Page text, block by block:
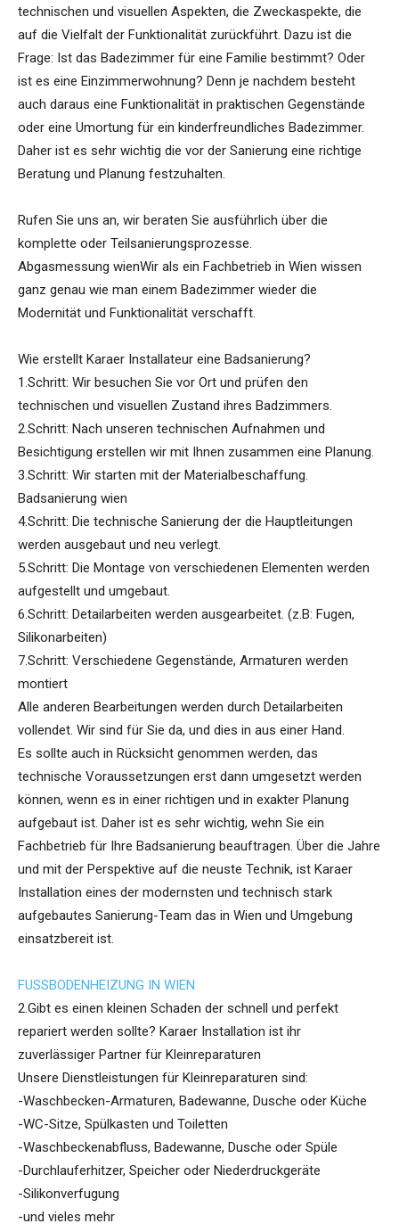
technischen und visuellen Aspekten, die Zweckaspekte, die
auf die Vielfalt der Funktionalität zurückführt. Dazu ist die
Frage: Ist das Badezimmer für eine Familie bestimmt? Oder
ist es eine Einzimmerwohnung? Denn je nachdem besteht
auch daraus eine Funktionalität in praktischen Gegenstände
oder eine Umortung für ein kinderfreundliches Badezimmer.
Daher ist es sehr wichtig die vor der Sanierung eine richtige
Beratung und Planung festzuhalten.
Rufen Sie uns an, wir beraten Sie ausführlich über die
komplette oder Teilsanierungsprozesse.
Abgasmessung wienWir als ein Fachbetrieb in Wien wissen
ganz genau wie man einem Badezimmer wieder die
Modernität und Funktionalität verschafft.
Wie erstellt Karaer Installateur eine Badsanierung?
1.Schritt: Wir besuchen Sie vor Ort und prüfen den
technischen und visuellen Zustand ihres Badzimmers.
2.Schritt: Nach unseren technischen Aufnahmen und
Besichtigung erstellen wir mit Ihnen zusammen eine Planung.
3.Schritt: Wir starten mit der Materialbeschaffung.
Badsanierung wien
4.Schritt: Die technische Sanierung der die Hauptleitungen
werden ausgebaut und neu verlegt.
5.Schritt: Die Montage von verschiedenen Elementen werden
aufgestellt und umgebaut.
6.Schritt: Detailarbeiten werden ausgearbeitet. (z.B: Fugen,
Silikonarbeiten)
7.Schritt: Verschiedene Gegenstände, Armaturen werden
montiert
Alle anderen Bearbeitungen werden durch Detailarbeiten
vollendet. Wir sind für Sie da, und dies in aus einer Hand.
Es sollte auch in Rücksicht genommen werden, das
technische Voraussetzungen erst dann umgesetzt werden
können, wenn es in einer richtigen und in exakter Planung
aufgebaut ist. Daher ist es sehr wichtig, wehn Sie ein
Fachbetrieb für Ihre Badsanierung beauftragen. Über die Jahre
und mit der Perspektive auf die neuste Technik, ist Karaer
Installation eines der modernsten und technisch stark
aufgebautes Sanierung-Team das in Wien und Umgebung
einsatzbereit ist.
FUSSBODENHEIZUNG IN WIEN
2.Gibt es einen kleinen Schaden der schnell und perfekt
repariert werden sollte? Karaer Installation ist ihr
zuverlässiger Partner für Kleinreparaturen
Unsere Dienstleistungen für Kleinreparaturen sind:
-Waschbecken-Armaturen, Badewanne, Dusche oder Küche
-WC-Sitze, Spülkasten und Toiletten
-Waschbeckenabfluss, Badewanne, Dusche oder Spüle
-Durchlauferhitzer, Speicher oder Niederdruckgeräte
-Silikonverfugung
-und vieles mehr